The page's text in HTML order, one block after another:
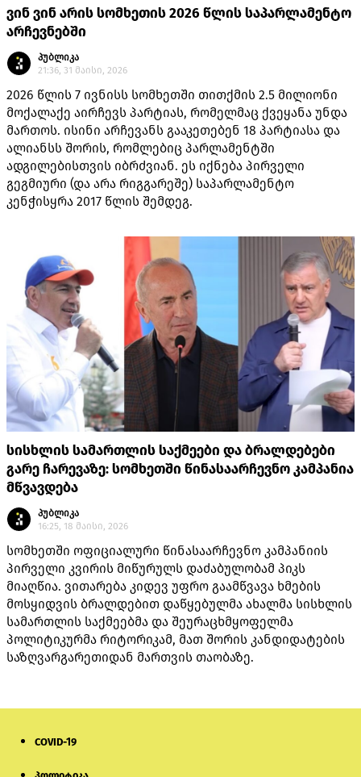
ვინ ვინ არის სომხეთის 2026 წლის საპარლამენტო
არჩევნებში
პუბლიკა
21:36, 31 მაისი, 2026
2026 წლის 7 ივნისს სომხეთში თითქმის 2.5 მილიონი
მოქალაქე აირჩევს პარტიას, რომელმაც ქვეყანა უნდა
მართოს. ისინი არჩევანს გააკეთებენ 18 პარტიასა და
ალიანსს შორის, რომლებიც პარლამენტში
ადგილებისთვის იბრძვიან. ეს იქნება პირველი
გეგმიური (და არა რიგგარეშე) საპარლამენტო
კენჭისყრა 2017 წლის შემდეგ.
სისხლის სამართლის საქმეები და ბრალდებები
გარე ჩარევაზე: სომხეთში წინასაარჩევნო კამპანია
მწვავდება
პუბლიკა
16:25, 18 მაისი, 2026
სომხეთში ოფიციალური წინასაარჩევნო კამპანიის
პირველი კვირის მიწურულს დაძაბულობამ პიკს
მიაღწია. ვითარება კიდევ უფრო გაამწვავა ხმების
მოსყიდვის ბრალდებით დაწყებულმა ახალმა სისხლის
სამართლის საქმეებმა და შეურაცხმყოფელმა
პოლიტიკურმა რიტორიკამ, მათ შორის კანდიდატების
საზღვარგარეთიდან მართვის თაობაზე.
COVID-19